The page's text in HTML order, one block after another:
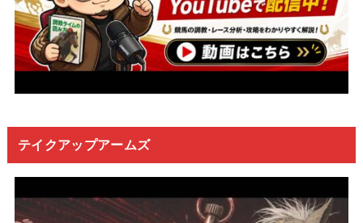
テイクアップアームズ